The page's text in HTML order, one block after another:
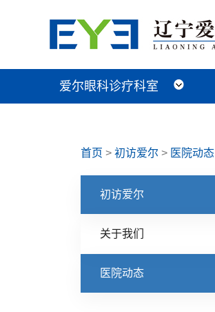
爱尔眼科诊疗科室
近视手术科
视光及小儿眼病科
白内障科
青光眼科
角膜眼表科
整形眼眶科
眼底病科
中医眼科
首页 > 初访爱尔 > 医院动态
初访爱尔
关于我们
医院动态